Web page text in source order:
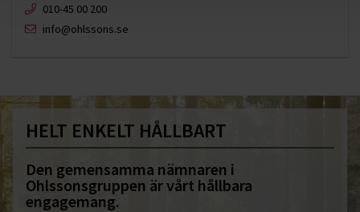
010-45 00 200​
info@ohlssons.se
HELT ENKELT HÅLLBART
Den gemensamma nämnaren i
Ohlssonsgruppen är vårt hållbara
engagemang.